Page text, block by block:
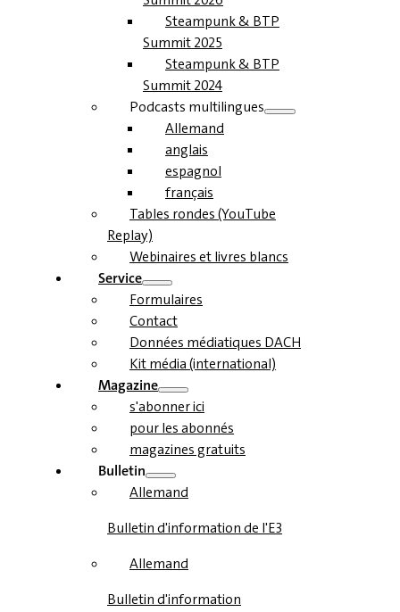
Steampunk & BTP
Summit 2025
Steampunk & BTP
Summit 2024
Podcasts multilingues
Allemand
anglais
espagnol
français
Tables rondes (YouTube
Replay)
Webinaires et livres blancs
Service
Formulaires
Contact
Données médiatiques DACH
Kit média (international)
Magazine
s'abonner ici
pour les abonnés
magazines gratuits
Bulletin
Allemand
Bulletin d'information de l'E3
Allemand
Bulletin d'information